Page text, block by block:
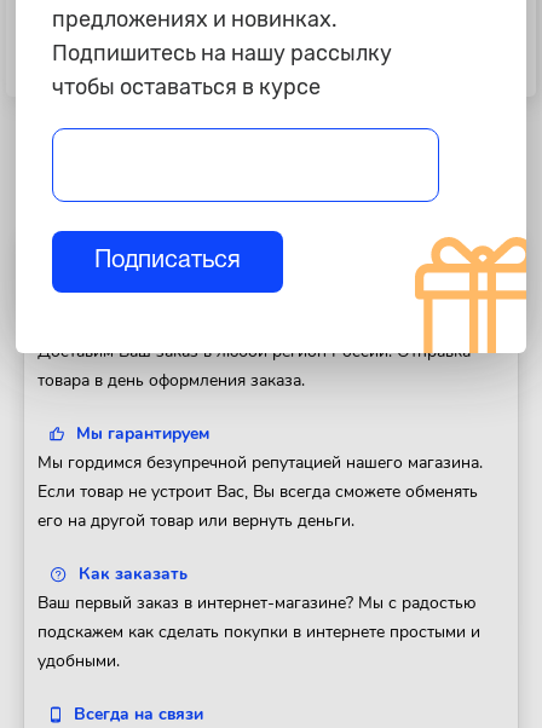
1 875 ₽
Противоугонное устройство
"Баракуда" Калина,Приора
650 ₽
Утеплитель решётки радиатора
Полезная информация
Доставим Ваш заказ в любой регион России. Отправка
товара в день оформления заказа.
Мы гарантируем
Мы гордимся безупречной репутацией нашего магазина.
Если товар не устроит Вас, Вы всегда сможете обменять
его на другой товар или вернуть деньги.
Как заказать
Ваш первый заказ в интернет-магазине? Мы с радостью
подскажем как сделать покупки в интернете простыми и
удобными.
Всегда на связи
предложениях и новинках.
Подпишитесь на нашу рассылку
чтобы оставаться в курсе
Подписаться